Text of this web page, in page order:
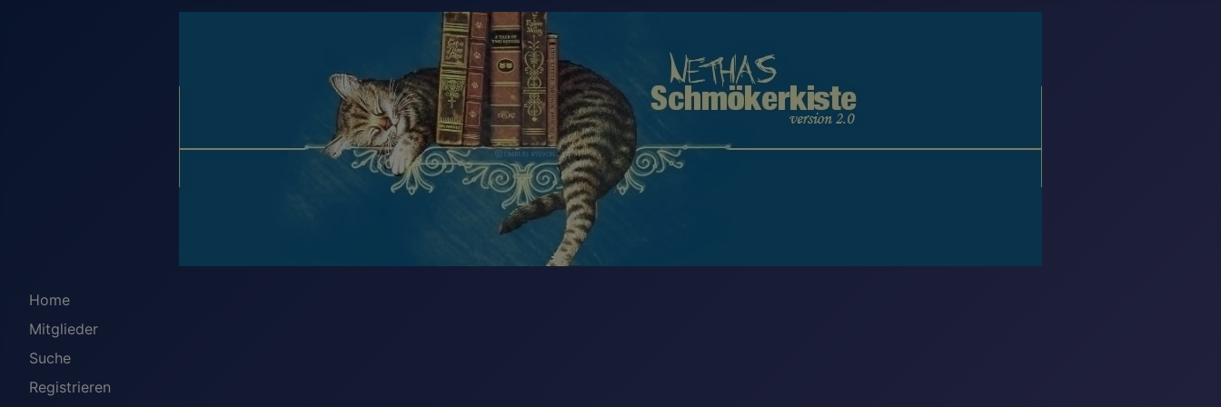
Home
Mitglieder
Suche
Registrieren